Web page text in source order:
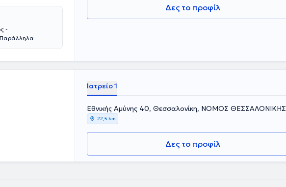
-
Παράλληλα
καθώς
στη
παίδων St Mary's
τίτλους
χειρουργικού
που παρέχει
Δες το προφίλ
Ιατρείο 1
Εθνικής Αμύνης 40, Θεσσαλονίκη, ΝΟΜΟΣ ΘΕΣΣΑΛΟΝΙΚΗΣ
22,5 km
Δες το προφίλ